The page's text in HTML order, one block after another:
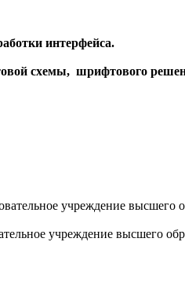
интерфейса.
схемы, шрифтового
учреждение высшего